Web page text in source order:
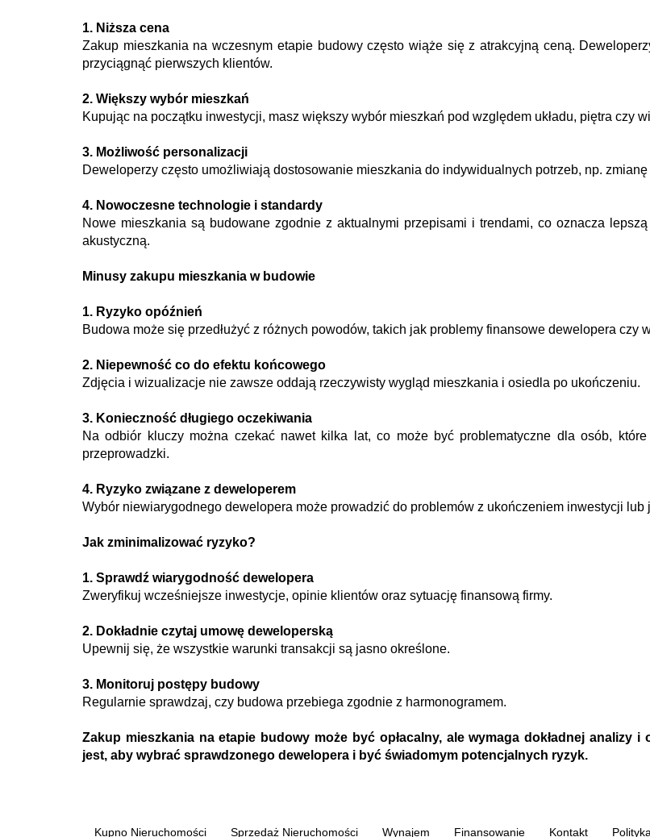
1. Niższa cena
Zakup mieszkania na wczesnym etapie budowy często wiąże się z atrakcyjną ceną.
przyciągnąć pierwszych klientów.
2. Większy wybór mieszkań
Kupując na początku inwestycji, masz większy wybór mieszkań pod względem układu, piętra czy
3. Możliwość personalizacji
Deweloperzy często umożliwiają dostosowanie mieszkania do indywidualnych potrzeb, np. zmianę
4. Nowoczesne technologie i standardy
Nowe mieszkania są budowane zgodnie z aktualnymi przepisami i trendami, co oznacza
akustyczną.
Minusy zakupu mieszkania w budowie
1. Ryzyko opóźnień
Budowa może się przedłużyć z różnych powodów, takich jak problemy finansowe dewelopera czy
2. Niepewność co do efektu końcowego
Zdjęcia i wizualizacje nie zawsze oddają rzeczywisty wygląd mieszkania i osiedla po ukończeniu.
3. Konieczność długiego oczekiwania
Na odbiór kluczy można czekać nawet kilka lat, co może być problematyczne dla osób, które
przeprowadzki.
4. Ryzyko związane z deweloperem
Wybór niewiarygodnego dewelopera może prowadzić do problemów z ukończeniem inwestycji lub
Jak zminimalizować ryzyko?
1. Sprawdź wiarygodność dewelopera
Zweryfikuj wcześniejsze inwestycje, opinie klientów oraz sytuację finansową firmy.
2. Dokładnie czytaj umowę deweloperską
Upewnij się, że wszystkie warunki transakcji są jasno określone.
3. Monitoruj postępy budowy
Regularnie sprawdzaj, czy budowa przebiega zgodnie z harmonogramem.
Zakup mieszkania na etapie budowy może być opłacalny, ale wymaga dokładnej analizy i
jest, aby wybrać sprawdzonego dewelopera i być świadomym potencjalnych ryzyk.
Kupno Nieruchomości Sprzedaż Nieruchomości Wynajem Finansowanie Kontakt